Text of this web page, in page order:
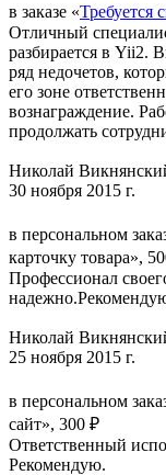
в заказе «Требуется
Отличный
разбирается в Yii2.
ряд недочетов,
его зоне
вознаграждение.
продолжать
Николай
30 ноября 2015 г.
в персональном
карточку товара»,
Профессионал
Николай
25 ноября 2015 г.
в персональном
сайт», 300 ₽
Ответственный
Рекомендую.